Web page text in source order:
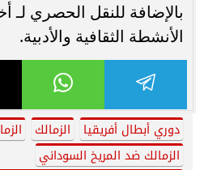
بالإضافة للنقل الحصري لـ
الأنشطة الثقافية والأدبية.
دوري أبطال أفريقيا الزمالك
الزمالك ضد المريخ السوداني